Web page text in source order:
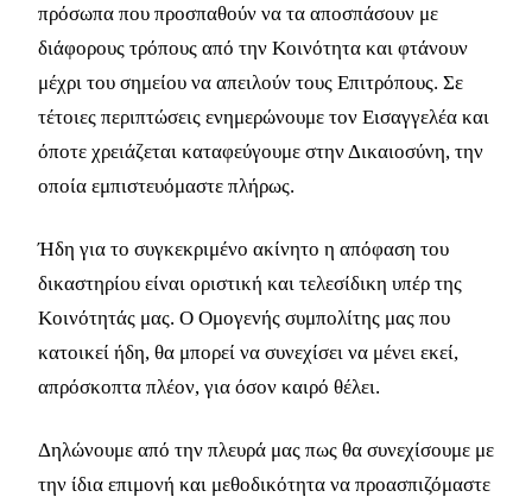
πρόσωπα που προσπαθούν να τα αποσπάσουν με
διάφορους τρόπους από την Κοινότητα και φτάνουν
μέχρι του σημείου να απειλούν τους Επιτρόπους. Σε
τέτοιες περιπτώσεις ενημερώνουμε τον Εισαγγελέα και
όποτε χρειάζεται καταφεύγουμε στην Δικαιοσύνη, την
οποία εμπιστευόμαστε πλήρως.
Ήδη για το συγκεκριμένο ακίνητο η απόφαση του
δικαστηρίου είναι οριστική και τελεσίδικη υπέρ της
Κοινότητάς μας. Ο Ομογενής συμπολίτης μας που
κατοικεί ήδη, θα μπορεί να συνεχίσει να μένει εκεί,
απρόσκοπτα πλέον, για όσον καιρό θέλει.
Δηλώνουμε από την πλευρά μας πως θα συνεχίσουμε με
την ίδια επιμονή και μεθοδικότητα να προασπιζόμαστε